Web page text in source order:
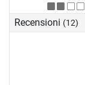
Recensioni (12)